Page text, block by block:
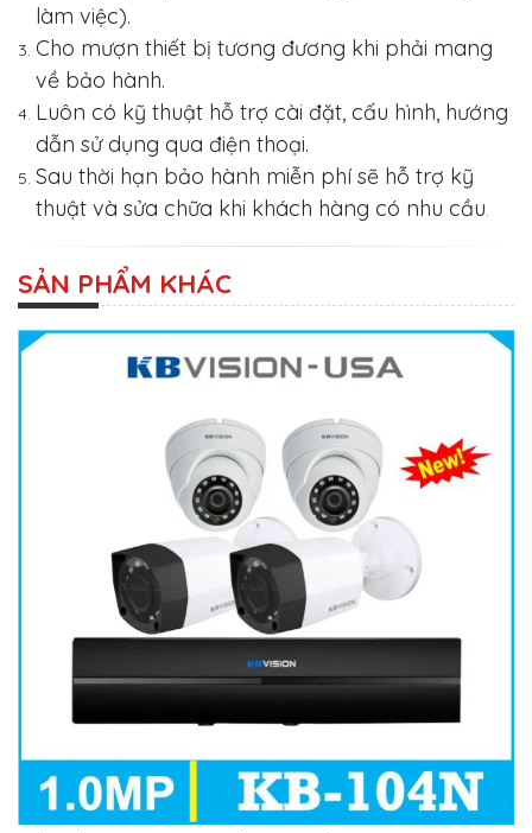
làm việc).
Cho mượn thiết bị tương đương khi phải mang
về bảo hành.
Luôn có kỹ thuật hỗ trợ cài đặt, cấu hình, hướng
dẫn sử dụng qua điện thoại.
Sau thời hạn bảo hành miễn phí sẽ hỗ trợ kỹ
thuật và sửa chữa khi khách hàng có nhu cầu.
SẢN PHẨM KHÁC